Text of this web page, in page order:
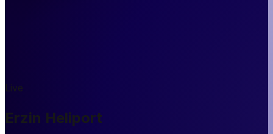
Live
Erzin Heliport